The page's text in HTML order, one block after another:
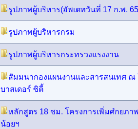
รูปภาพผู้บริหาร(อัพเดทวันที่ 17 ก.พ.
รูปภาพผู้บริหารกรม
รูปภาพผู้บริหารกระทรวงแรงงาน
สัมมนากองแผนงานและสารสนเทศ ณ
บาสเดอร์ ซิตี้
หลักสูตร 18 ชม. โครงการเพิ่มศํกยภา
น้อยฯ